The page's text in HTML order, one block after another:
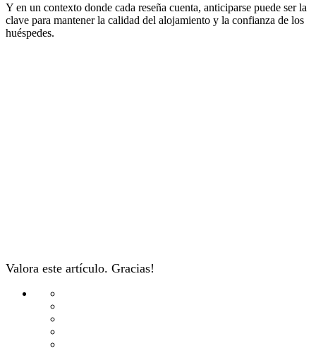
Y en un contexto donde cada reseña cuenta, anticiparse puede ser la
clave para mantener la calidad del alojamiento y la confianza de los
huéspedes.
Valora este artículo. Gracias!